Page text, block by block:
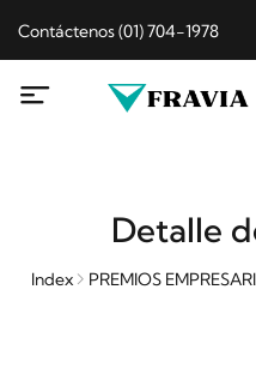
Contáctenos (01) 704-1978
Detalle
Index PREMIOS